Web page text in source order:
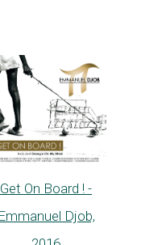
Get On Board ! -
Emmanuel Djob,